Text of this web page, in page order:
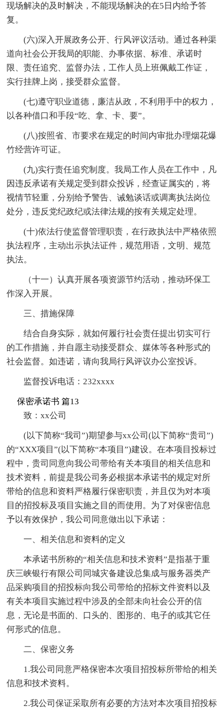
现场解决的及时解决，不能现场解决的在5日内给予答
复。
(六)深入开展政务公开、行风评议活动。通过各种渠
道向社会公开我局的职能、办事依据、标准、承诺时
限、责任追究、监督办法，工作人员上班佩戴工作证，
实行挂牌上岗，接受群众监督。
(七)遵守职业道德，廉洁从政，不利用手中的权力，
以各种借口和手段“吃、拿、卡、要”。
(八)按照省、市要求在规定的时间内审批办理烟花爆
竹经营许可证。
(九)实行责任追究制度。我局工作人员在工作中，凡
因违反承诺有关规定受到群众投诉，经查证属实的，将
视情节轻重，分别给予警告、诫勉谈话或调离执法岗位
处分，违反党纪政纪或法律法规的按有关规定处理。
(十)依法行使监督管理职责，在行政执法中严格依照
执法程序，主动出示执法证件，规范用语，文明、规范
执法。
（十一）认真开展各项资源节约活动，推动环保工
作深入开展。
三、措施保障
结合自身实际，就如何履行社会责任提出切实可行
的工作措施，并自愿主动接受群众、媒体等各种形式的
社会监督。如违诺，请向我局行风评议办公室投诉。
监督投诉电话：232xxxx
保密承诺书 篇13
致：xx公司
(以下简称“我司”)期望参与xx公司(以下简称“贵司”)
的“XXX项目”(以下简称“本项目”)建设。在本项目投标过
程中，贵司同意向我公司带给有关本项目的相关信息和
技术资料，前提是我公司务必根据本承诺书的规定对所
带给的信息和资料严格履行保密职责，并且仅为对本项
目的招投标及项目实施之目的而使用。为了对保密信息
予以有效保护，我公司同意做出以下承诺：
一、相关信息和资料的定义
本承诺书所称的“相关信息和技术资料”是指基于重
庆三峡银行有限公司同城灾备建设总集成与服务器类产
品采购项目的招投标向我公司带给的招标文件资料以及
有关本项目实施过程中涉及的全部未向社会公开的信
息，无论是书面的、口头的、图形的、电子的或其它任
何形式的信息。
二、保密义务
1.我公司同意严格保密本次项目招投标所带给的相关
信息和技术资料。
2.我公司保证采取所有必要的方法对本次项目招投标